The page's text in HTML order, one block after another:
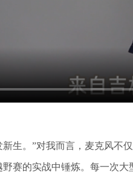
生。”对我而言，麦克风不
赛的实战中锤炼。每一次